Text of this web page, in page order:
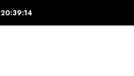
20:39:15